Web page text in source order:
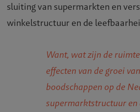
sluiting van supermarkten en
winkelstructuur en de
Want, wat zijn de
effecten van de groei
boodschappen op de
supermarktstructuur en